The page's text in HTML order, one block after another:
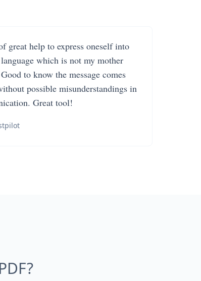
great help to express oneself into
which is not my mother
to know the message comes
possible misunderstandings in
Great tool!